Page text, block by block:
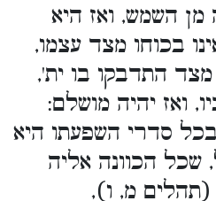
השמש, ואז היא
בכוחו מצד עצמו,
התדבקו בו ית',
ואז יהיה מושלם:
סדרי השפעתו היא
שכל הכוונה אליה
(תהלים מ, ו),